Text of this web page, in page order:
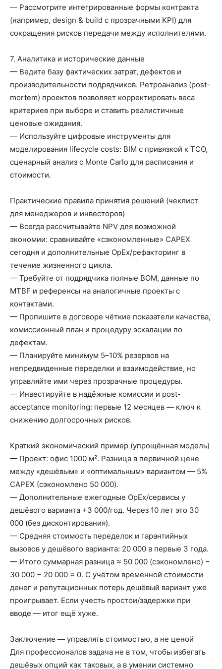
— Рассмотрите интегрированные формы контракта
(например, design & build с прозрачными KPI) для
сокращения рисков передачи между исполнителями.
7. Аналитика и исторические данные
— Ведите базу фактических затрат, дефектов и
производительности подрядчиков. Ретроанализ (post-
mortem) проектов позволяет корректировать веса
критериев при выборе и ставить реалистичные
ценовые ожидания.
— Используйте цифровые инструменты для
моделирования lifecycle costs: BIM с привязкой к TCO,
сценарный анализ с Monte Carlo для расписания и
стоимости.
Практические правила принятия решений (чеклист
для менеджеров и инвесторов)
— Всегда рассчитывайте NPV для возможной
экономии: сравнивайте «сэкономленные» CAPEX
сегодня и дополнительные OpEx/рефакторинг в
течение жизненного цикла.
— Требуйте от подрядчика полные BOM, данные по
MTBF и референсы на аналогичные проекты с
контактами.
— Пропишите в договоре чёткие показатели качества,
комиссионный план и процедуру эскалации по
дефектам.
— Планируйте минимум 5–10% резервов на
непредвиденные переделки и взаимодействие, но
управляйте ими через прозрачные процедуры.
— Инвестируйте в надёжные комиссии и post-
acceptance monitoring: первые 12 месяцев — ключ к
снижению долгосрочных рисков.
Краткий экономический пример (упрощённая модель)
— Проект: офис 1000 м². Разница в первичной цене
между «дешёвым» и «оптимальным» вариантом — 5%
CAPEX (сэкономлено 50 000).
— Дополнительные ежегодные OpEx/сервисы у
дешёвого варианта +3 000/год. Через 10 лет это 30
000 (без дисконтирования).
— Средняя стоимость переделок и гарантийных
вызовов у дешёвого варианта: 20 000 в первые 3 года.
— Итого суммарная разница ≈ 50 000 (сэкономлено) −
30 000 − 20 000 = 0. С учётом временной стоимости
денег и репутационных потерь дешёвый вариант уже
проигрывает. Если учесть простои/задержки при
вводе — итог ещё хуже.
Заключение — управлять стоимостью, а не ценой
Для профессионалов задача не в том, чтобы избегать
дешёвых опций как таковых, а в умении системно